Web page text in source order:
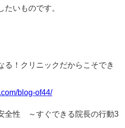
たいものです。
る！クリニックだからこそでき
blog-of44/
全性 ～すぐできる院長の行動3